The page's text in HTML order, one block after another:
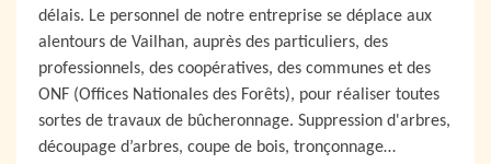
délais. Le personnel de notre entreprise se déplace aux
alentours de Vailhan, auprès des particuliers, des
professionnels, des coopératives, des communes et des
ONF (Offices Nationales des Forêts), pour réaliser toutes
sortes de travaux de bûcheronnage. Suppression d'arbres,
découpage d’arbres, coupe de bois, tronçonnage…